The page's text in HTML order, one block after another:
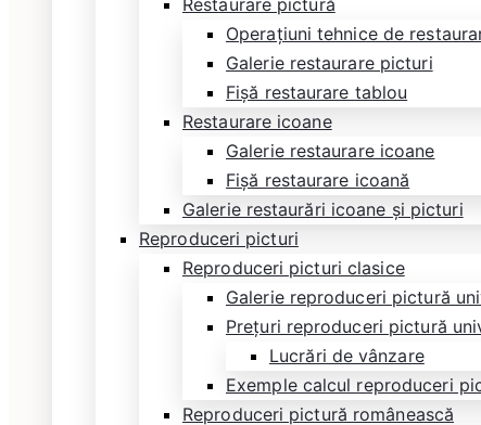
Restaurare pictură
Operațiuni tehnice de
Galerie restaurare picturi
Fișă restaurare tablou
Restaurare icoane
Galerie restaurare icoane
Fișă restaurare icoană
Galerie restaurări icoane și picturi
Reproduceri picturi
Reproduceri picturi clasice
Galerie reproduceri pictură
Prețuri reproduceri pictură
Lucrări de vânzare
Exemple calcul reproduceri
Reproduceri pictură românească